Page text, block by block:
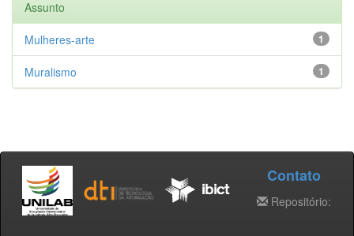
Assunto
1
Mulheres-arte
1
Muralismo
Contato
Repositório: